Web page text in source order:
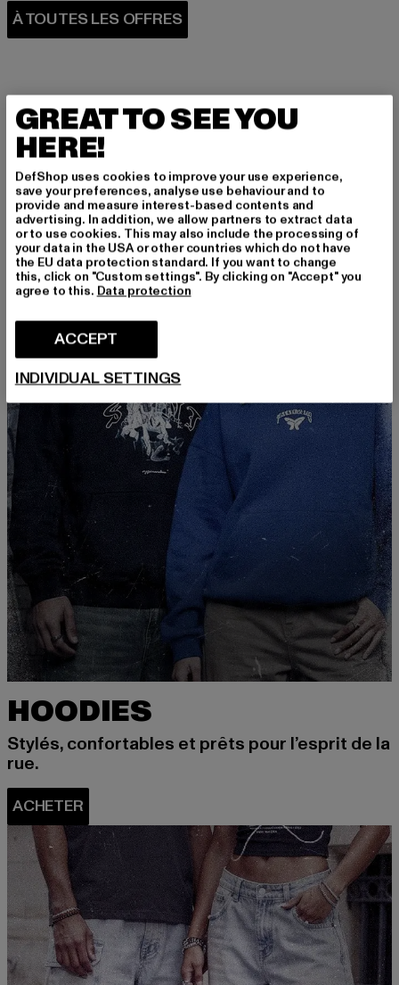
À TOUTES LES OFFRES
PARFAITEMENT COMBINÉ
HOODIES
Stylés, confortables et prêts pour l’esprit de la
rue.
GREAT TO SEE YOU
HERE!
DefShop uses cookies to improve your use experience,
save your preferences, analyse use behaviour and to
provide and measure interest-based contents and
advertising. In addition, we allow partners to extract data
or to use cookies. This may also include the processing of
your data in the USA or other countries which do not have
the EU data protection standard. If you want to change
this, click on "Custom settings". By clicking on "Accept" you
agree to this. Data protection
ACCEPT
INDIVIDUAL SETTINGS